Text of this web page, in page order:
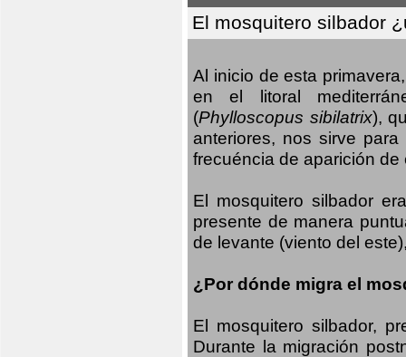
El mosquitero silbador
Al inicio de esta
en el litoral
(Phylloscopus sibilatrix),
anteriores, nos sirve
frecuéncia de aparición
El mosquitero silbador
presente de manera
de levante (viento del
¿Por dónde migra el
El mosquitero silbador,
Durante la migración